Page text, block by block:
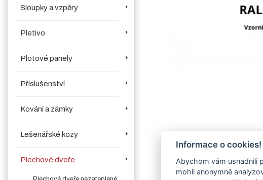
Sloupky a vzpěry
Pletivo
Plotové panely
Příslušenství
Kování a zámky
Lešenářské kozy
Plechové dveře
Informace o cookies!
Abychom vám usnadnili
mohli anonymně